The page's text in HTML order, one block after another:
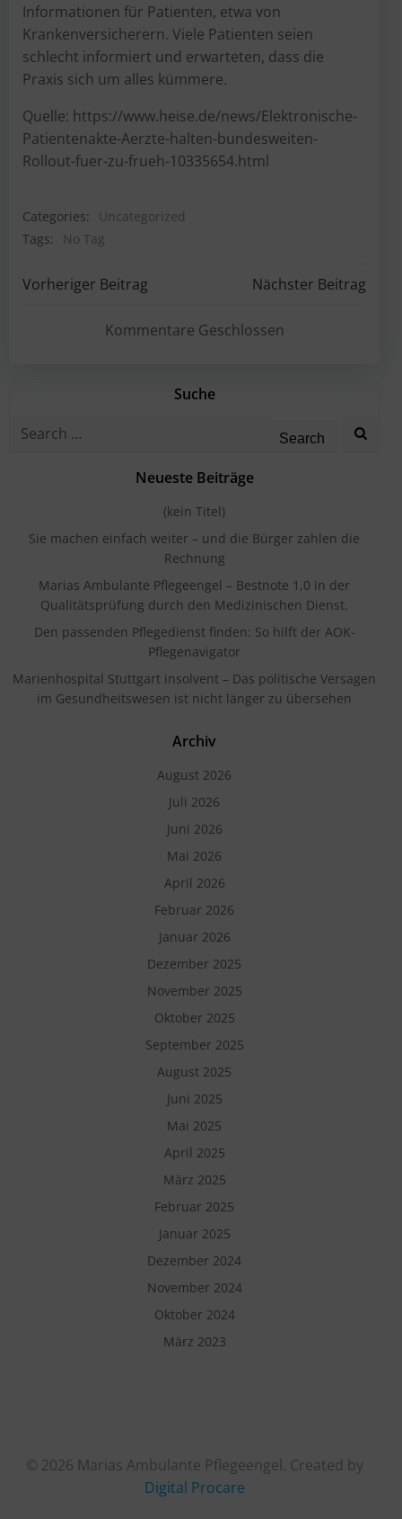
Informationen für Patienten, etwa von
Krankenversicherern. Viele Patienten seien
schlecht informiert und erwarteten, dass die
Praxis sich um alles kümmere.
Quelle: https://www.heise.de/news/Elektronische-
Patientenakte-Aerzte-halten-bundesweiten-
Rollout-fuer-zu-frueh-10335654.html
Categories:
Uncategorized
Tags:
No Tag
Post
navigation
Vorheriger Beitrag
Post
navigation
Nächster Beitrag
Kommentare Geschlossen
Suche
Search
Neueste Beiträge
(kein Titel)
Sie machen einfach weiter – und die Bürger zahlen die
Rechnung
Marias Ambulante Pflegeengel – Bestnote 1,0 in der
Qualitätsprüfung durch den Medizinischen Dienst.
Den passenden Pflegedienst finden: So hilft der AOK-
Pflegenavigator
Marienhospital Stuttgart insolvent – Das politische Versagen
im Gesundheitswesen ist nicht länger zu übersehen
Archiv
August 2026
Juli 2026
Juni 2026
Mai 2026
April 2026
Februar 2026
Januar 2026
Dezember 2025
November 2025
Oktober 2025
September 2025
August 2025
Juni 2025
Mai 2025
April 2025
März 2025
Februar 2025
Januar 2025
Dezember 2024
November 2024
Oktober 2024
März 2023
© 2026 Marias Ambulante Pflegeengel. Created by
Digital Procare